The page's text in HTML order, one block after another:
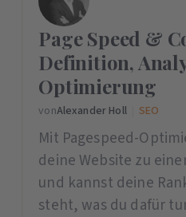
Page Speed &
Definition,
Optimierung
vonAlexander Holl SEO
Mit Pagespeed-
deine Website zu
und kannst deine
steht, was du dafür